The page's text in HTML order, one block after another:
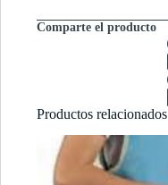
Comparte el producto
Productos relacionados